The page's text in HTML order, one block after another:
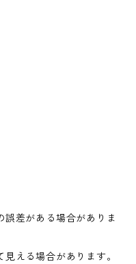
差がある場合がありま
える場合があります。